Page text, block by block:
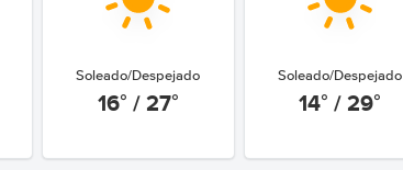
Soleado/Despejado
16° / 27°
Soleado/Despejado
14° / 29°